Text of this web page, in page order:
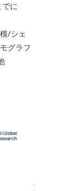
でに
/シェ
グラフ